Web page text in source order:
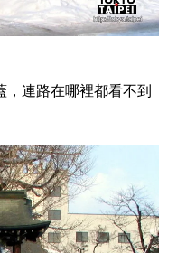
，連路在哪裡都看不到